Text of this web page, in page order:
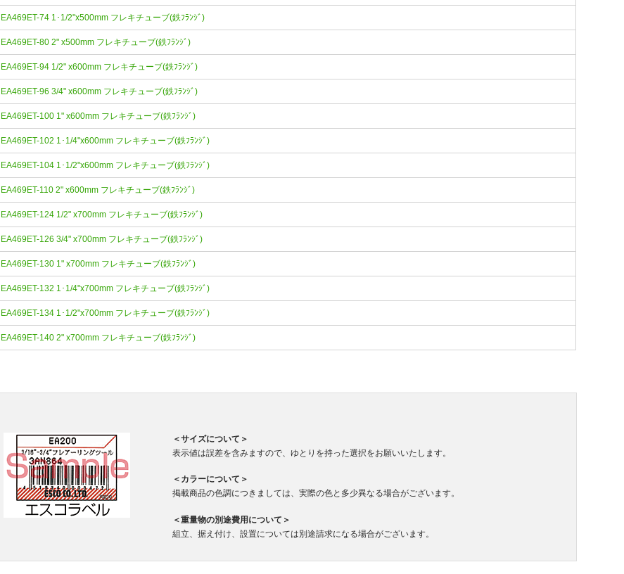
EA469ET-74 1･1/2"x500mm フレキチューブ(鉄ﾌﾗﾝｼﾞ)
EA469ET-80 2" x500mm フレキチューブ(鉄ﾌﾗﾝｼﾞ)
EA469ET-94 1/2" x600mm フレキチューブ(鉄ﾌﾗﾝｼﾞ)
EA469ET-96 3/4" x600mm フレキチューブ(鉄ﾌﾗﾝｼﾞ)
EA469ET-100 1" x600mm フレキチューブ(鉄ﾌﾗﾝｼﾞ)
EA469ET-102 1･1/4"x600mm フレキチューブ(鉄ﾌﾗﾝｼﾞ)
EA469ET-104 1･1/2"x600mm フレキチューブ(鉄ﾌﾗﾝｼﾞ)
EA469ET-110 2" x600mm フレキチューブ(鉄ﾌﾗﾝｼﾞ)
EA469ET-124 1/2" x700mm フレキチューブ(鉄ﾌﾗﾝｼﾞ)
EA469ET-126 3/4" x700mm フレキチューブ(鉄ﾌﾗﾝｼﾞ)
EA469ET-130 1" x700mm フレキチューブ(鉄ﾌﾗﾝｼﾞ)
EA469ET-132 1･1/4"x700mm フレキチューブ(鉄ﾌﾗﾝｼﾞ)
EA469ET-134 1･1/2"x700mm フレキチューブ(鉄ﾌﾗﾝｼﾞ)
EA469ET-140 2" x700mm フレキチューブ(鉄ﾌﾗﾝｼﾞ)
＜サイズについて＞
表示値は誤差を含みますので、ゆとりを持った選択をお願いいたします。
＜カラーについて＞
掲載商品の色調につきましては、実際の色と多少異なる場合がございます。
＜重量物の別途費用について＞
組立、据え付け、設置については別途請求になる場合がございます。